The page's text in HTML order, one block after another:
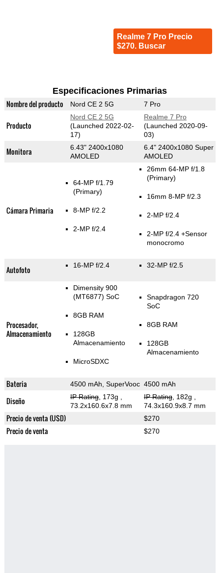
Realme 7 Pro Precio
$270. Buscar
Especificaciones Primarias
Nombre del producto Nord CE 2 5G 7 Pro
Producto
Nord CE 2 5G
(Launched 2022-02-
17)
Realme 7 Pro
(Launched 2020-09-
03)
Monitora
6.43" 2400x1080
AMOLED
6.4" 2400x1080 Super
AMOLED
Cámara Primaria
64-MP f/1.79
(Primary)
8-MP f/2.2
2-MP f/2.4
26mm 64-MP f/1.8
(Primary)
16mm 8-MP f/2.3
2-MP f/2.4
2-MP f/2.4 +Sensor
monocromo
Autofoto 16-MP f/2.4 32-MP f/2.5
Procesador,
Almacenamiento
Dimensity 900
(MT6877) SoC
8GB RAM
128GB
Almacenamiento
MicroSDXC
Snapdragon 720
SoC
8GB RAM
128GB
Almacenamiento
Bateria 4500 mAh, SuperVooc 4500 mAh
Diseño IP Rating, 173g
73.2x160.6x7.8 mm
IP Rating, 182g
74.3x160.9x8.7 mm
Precio de venta (USD) $270
Precio de venta $270